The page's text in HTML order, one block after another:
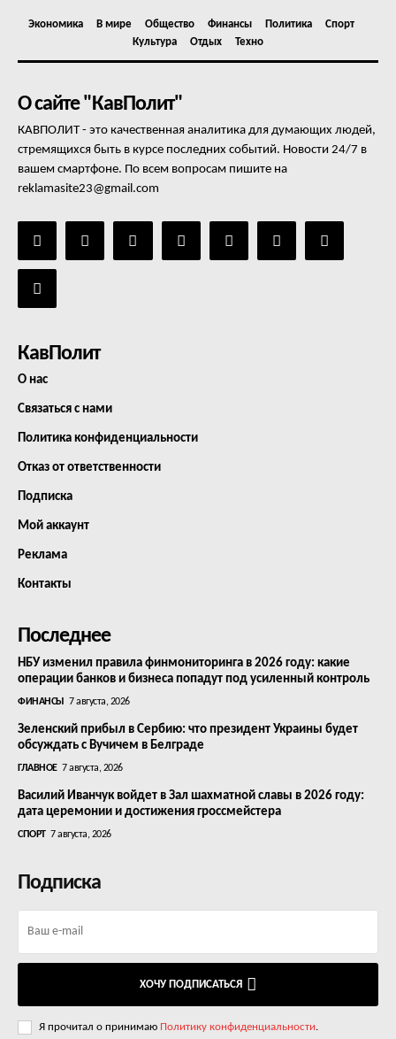
Экономика В мире Общество Финансы Политика
Спорт
Культура
Отдых Техно
О сайте "КавПолит"
КАВПОЛИТ - это качественная аналитика для думающих людей,
стремящихся быть в курсе последних событий. Новости 24/7 в
вашем смартфоне. По всем вопросам пишите на
reklamasite23@gmail.com
КавПолит
О нас
Связаться с нами
Политика конфиденциальности
Отказ от ответственности
Подписка
Мой аккаунт
Реклама
Контакты
Последнее
НБУ изменил правила финмониторинга в 2026 году: какие
операции банков и бизнеса попадут под усиленный контроль
ФИНАНСЫ 7 августа, 2026
Зеленский прибыл в Сербию: что президент Украины будет
обсуждать с Вучичем в Белграде
ГЛАВНОЕ 7 августа, 2026
Василий Иванчук войдет в Зал шахматной славы в 2026 году:
дата церемонии и достижения гроссмейстера
СПОРТ 7 августа, 2026
Подписка
ХОЧУ ПОДПИСАТЬСЯ
Я прочитал о принимаю Политику конфиденциальности.